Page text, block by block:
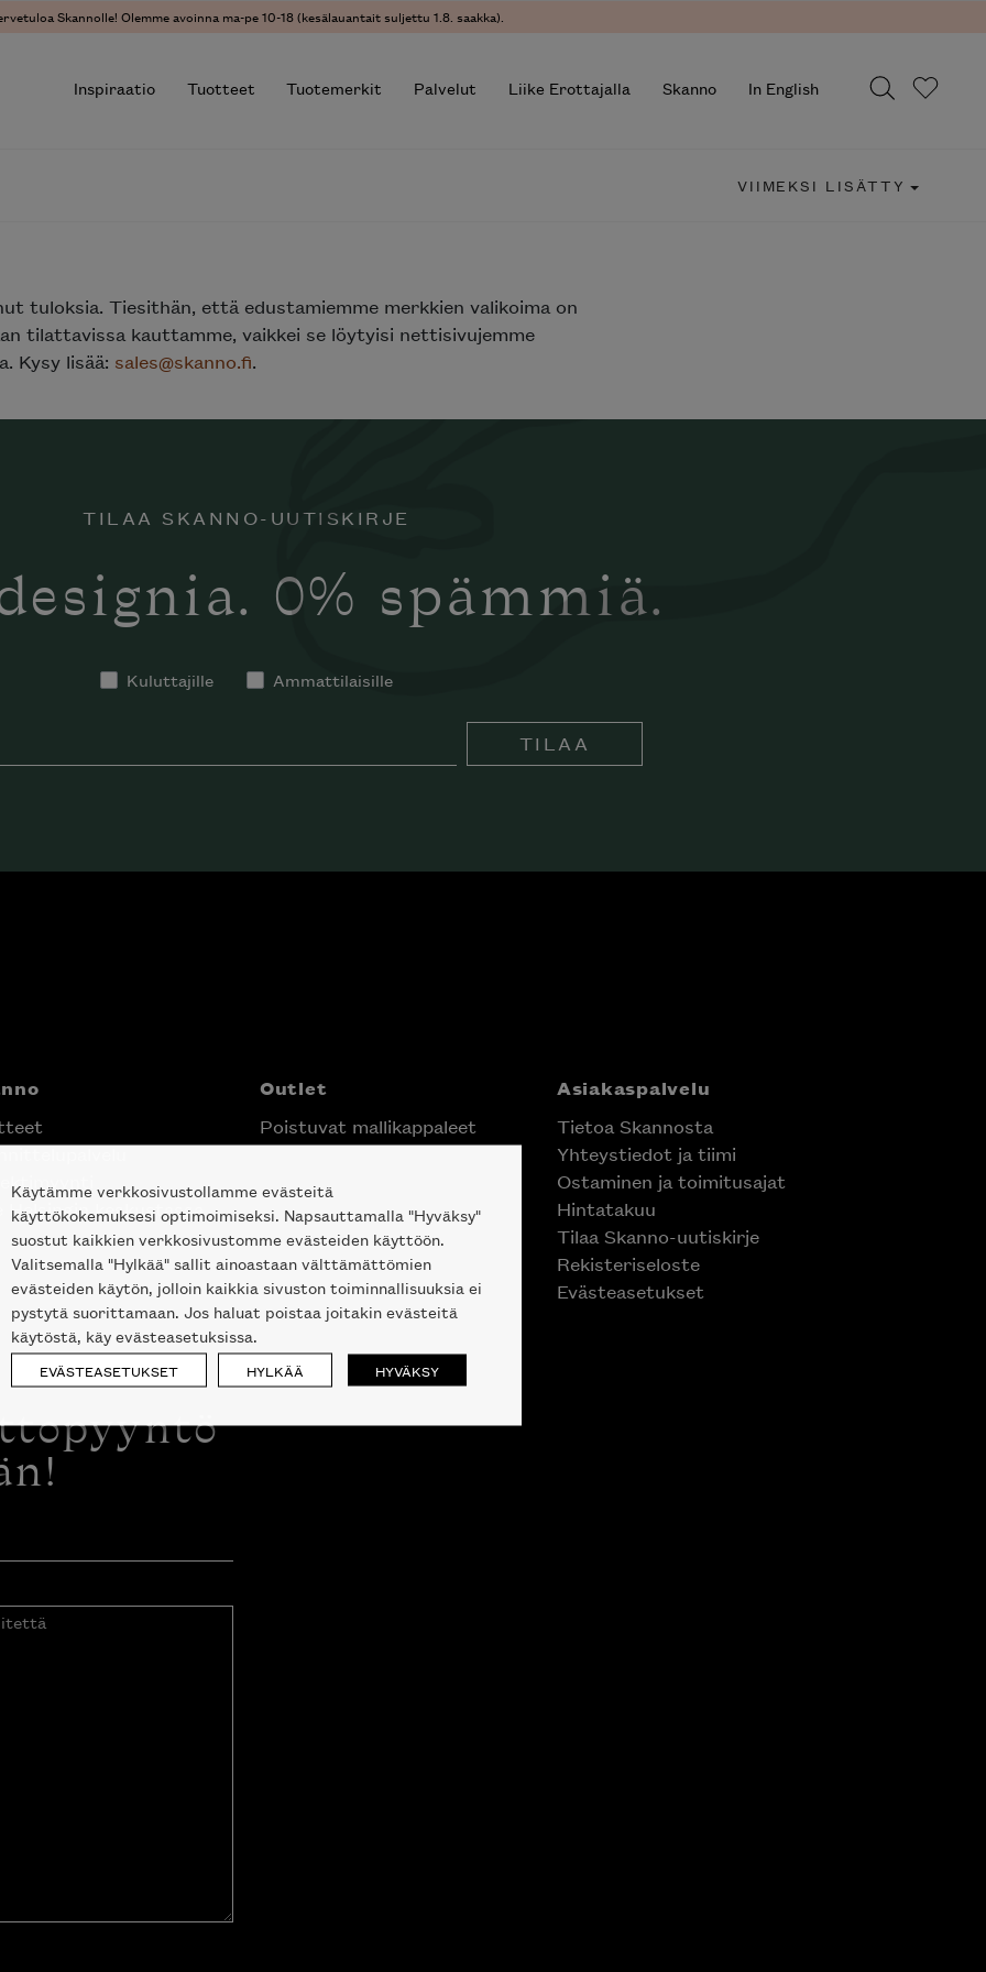
Skannolle! Olemme avoinna ma-pe 10-18 (kesälauantait suljettu 1.8. saakka).
Inspiraatio Tuotteet Tuotemerkit Palvelut Liike Erottajalla Skanno In English
VIIMEKSI LISÄTTY
tuloksia. Tiesithän, että edustamiemme merkkien valikoima on
tilattavissa kauttamme, vaikkei se löytyisi nettisivujemme
Kysy lisää: sales@skanno.fi.
TILAA SKANNO-UUTISKIRJE
0% spämmiä.
Kuluttajille Ammattilaisille
TILAA
Helsingin keskustassa
Outlet
Poistuvat mallikappaleet
Asiakaspalvelu
Tietoa Skannosta
Yhteystiedot ja tiimi
Ostaminen ja toimitusajat
Hintatakuu
Tilaa Skanno-uutiskirje
Rekisteriseloste
Evästeasetukset
Käytämme verkkosivustollamme evästeitä
käyttökokemuksesi optimoimiseksi. Napsauttamalla "Hyväksy"
suostut kaikkien verkkosivustomme evästeiden käyttöön.
Valitsemalla "Hylkää" sallit ainoastaan välttämättömien
evästeiden käytön, jolloin kaikkia sivuston toiminnallisuuksia ei
pystytä suorittamaan. Jos haluat poistaa joitakin evästeitä
käytöstä, käy evästeasetuksissa.
EVÄSTEASETUKSET HYLKÄÄ HYVÄKSY